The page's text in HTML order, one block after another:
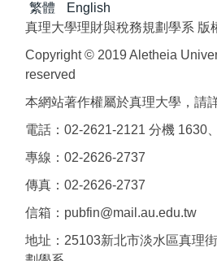
繁體
English
真理大學理財與稅務規劃學系 版
Copyright © 2019 Aletheia
reserved
本網站著作權屬於真理大學，請
電話：02-2621-2121 分機 1630
專線：02-2626-2737
傳真：02-2626-2737
信箱：pubfin@mail.au.edu.tw
地址：25103新北市淡水區真理